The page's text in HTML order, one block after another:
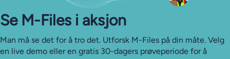
Se M-⁠Files i aksjon
Man må se det for å tro det. Utforsk M-Files på din måte. Velg
en live demo eller en gratis 30-dagers prøveperiode for å